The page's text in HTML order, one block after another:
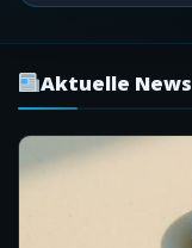
Aktuelle News